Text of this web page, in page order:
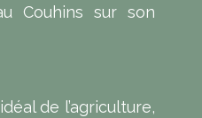
Couhins sur son
de l’agriculture,